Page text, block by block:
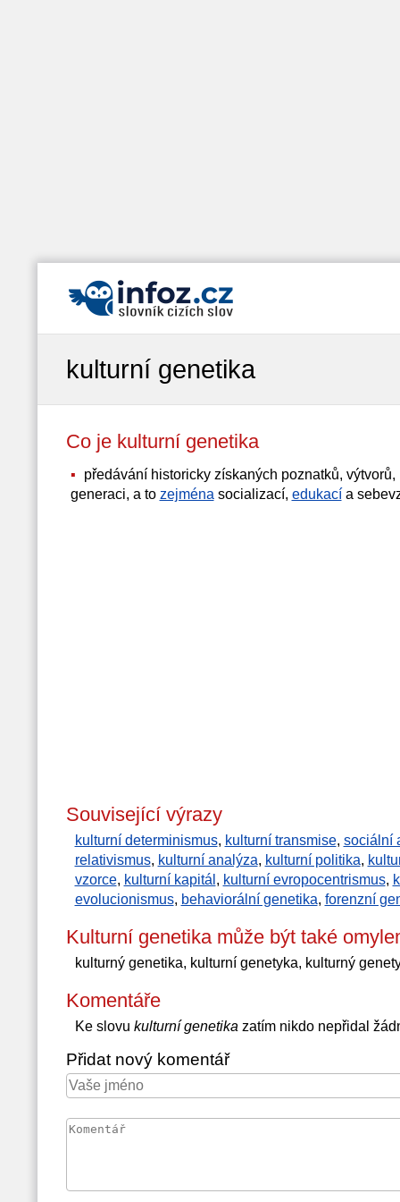
kulturní genetika
Co je kulturní genetika
předávání historicky získaných poznatků, výtvorů,
generaci, a to zejména socializací, edukacía
Související výrazy
kulturní determinismus, kulturní transmise, sociální
relativismus, kulturní analýza, kulturní politika,
vzorce, kulturní kapitál , kulturní evropocentrismus,
evolucionismus, behaviorální genetika, forenzní
Kulturní genetika může být také
kulturný genetika, kulturní genetyka, kulturný
Komentáře
Ke slovu kulturní genetika zatím nikdo nepřidal
Přidat nový komentář